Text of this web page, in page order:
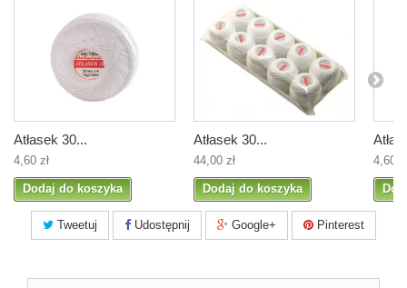
Atłasek 30...
4,60 zł
Dodaj do koszyka
Atłasek 30...
44,00 zł
Dodaj do koszyka
4,60
Tweetuj Udostępnij Google+ Pinterest